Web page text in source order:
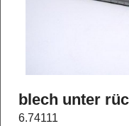
blech unter
6.74111